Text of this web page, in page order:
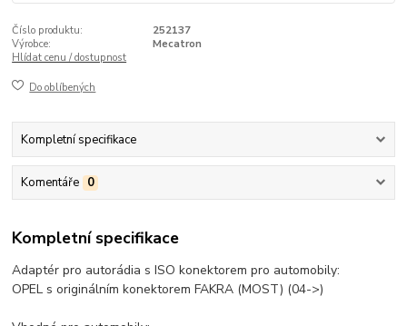
Číslo produktu:
252137
Výrobce:
Mecatron
Hlídat cenu / dostupnost
Do oblíbených
Kompletní specifikace
Komentáře 0
Kompletní specifikace
Adaptér pro autorádia s ISO konektorem pro automobily:
OPEL s originálním konektorem FAKRA (MOST) (04->)